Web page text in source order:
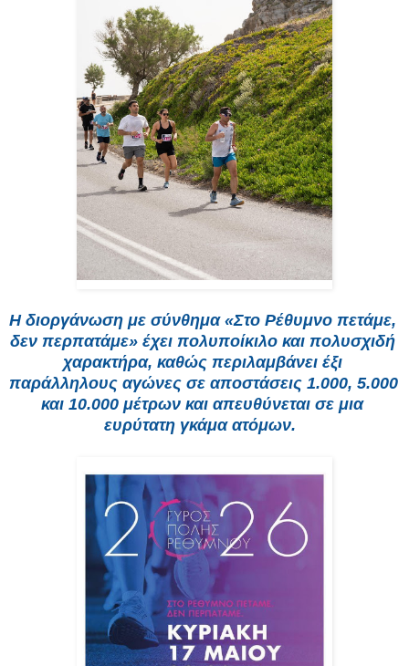
Η διοργάνωση με σύνθημα «Στο Ρέθυμνο πετάμε,
δεν περπατάμε» έχει πολυποίκιλο και πολυσχιδή
χαρακτήρα, καθώς περιλαμβάνει έξι
παράλληλους αγώνες σε αποστάσεις 1.000, 5.000
και 10.000 μέτρων και απευθύνεται σε μια
ευρύτατη γκάμα ατόμων.